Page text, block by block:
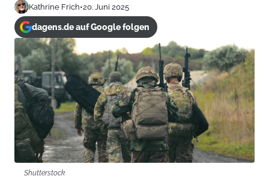
Kathrine Frich•20. Juni 2025
dagens.de auf Google folgen
Shutterstock